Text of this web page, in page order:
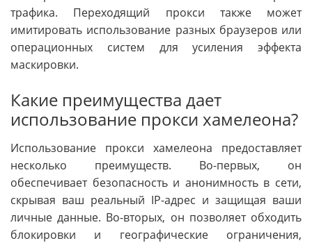
трафика. Переходящий прокси также может
имитировать использование разных браузеров или
операционных систем для усиления эффекта
маскировки.
Какие преимущества дает
использование прокси хамелеона?
Использование прокси хамелеона предоставляет
несколько преимуществ. Во-первых, он
обеспечивает безопасность и анонимность в сети,
скрывая ваш реальный IP-адрес и защищая ваши
личные данные. Во-вторых, он позволяет обходить
блокировки и географические ограничения,